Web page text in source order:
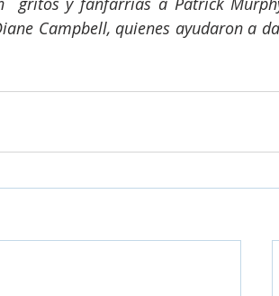
Campbell, quienes ayudaron a